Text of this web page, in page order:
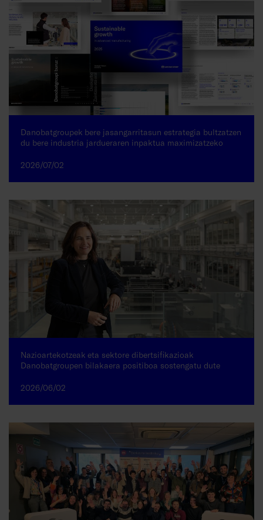
Danobatgroupek bere jasangarritasun estrategia bultzatzen
du bere industria jardueraren inpaktua maximizatzeko
2026/07/02
Nazioartekotzeak eta sektore dibertsifikazioak
Danobatgroupen bilakaera positiboa sostengatu dute
2026/06/02